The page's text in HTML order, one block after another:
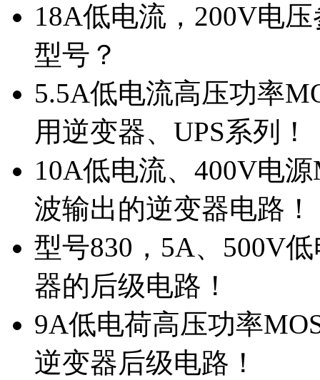
18A低电流，200V电
型号？
5.5A低电流高压功率
用逆变器、UPS系列！
10A低电流、400V电
波输出的逆变器电路！
型号830，5A、500V
器的后级电路！
9A低电荷高压功率
逆变器后级电路！